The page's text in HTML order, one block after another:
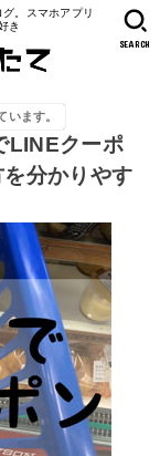
。スマホアプリ
き
SEARCH
います。
LINEクーポ
分かりやす